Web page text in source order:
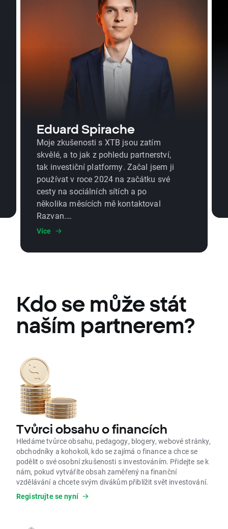
Eduard Spirache
Moje zkušenosti s XTB jsou zatím
skvělé, a to jak z pohledu partnerství,
tak investiční platformy. Začal jsem ji
používat v roce 2024 na začátku své
cesty na sociálních sítích a po
několika měsících mě kontaktoval
Razvan.
Za poslední dva roky se XTB ukázalo
mám tvůrčí svobodu, vždy dostanu
Velmi oceňuji i pravidelné vzdělávací
kampaně a jejich pozitivní dopad.
Proto XTB doporučuji jako partnera i
investiční řešení.
Více
Kdo se může stát
naším partnerem?
Tvůrci obsahu o financích
Hledáme tvůrce obsahu, pedagogy, blogery, webové stránky,
obchodníky a kohokoli, kdo se zajímá o finance a chce se
podělit o své osobní zkušenosti s investováním. Přidejte se k
nám, pokud vytváříte obsah zaměřený na finanční
vzdělávání a chcete svým divákům přiblížit svět investování.
Registrujte se nyní